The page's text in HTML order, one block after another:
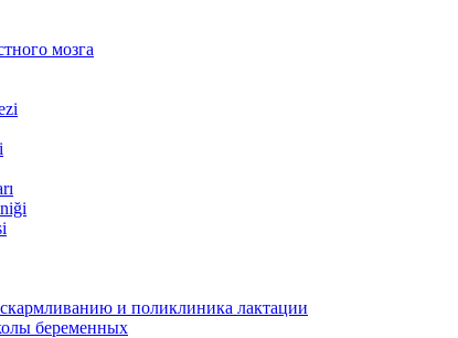
мозга
и поликлиника лактации
беременных